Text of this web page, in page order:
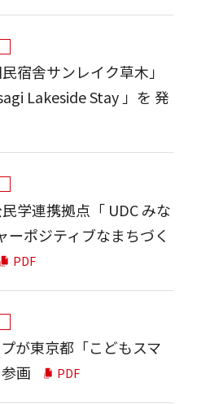
宿舎サンレイク草⽊」
Lakeside Stay 」を 発
学連携拠点「 UDC みな
ーポジティブなまちづく
PDF
が東京都「こどもスマ
画
PDF